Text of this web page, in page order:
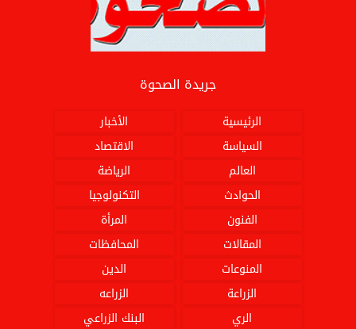
جريدة الصحوة
الرئيسية
الأخبار
السياسة
الاقتصاد
العالم
الرياضة
الحوادث
التكنولوجيا
الفنون
المرأة
المقالات
المحافظات
المنوعات
الدين
الزراعة
الزراعه
الري
البنك الزراعي